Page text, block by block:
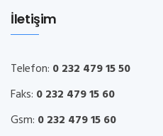
İletişim
Telefon: 0 232 479 15 50
Faks: 0 232 479 15 60
Gsm: 0 232 479 15 60